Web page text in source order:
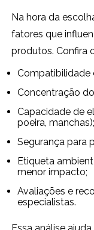
Na hora da
fatores que
produtos. Confira
Concentração
Capacidade de eliminar sujeiras específicas (gordura,
poeira, manchas);
Segurança para
Etiqueta ambiental, como biodegradabilidade e
menor impacto;
Avaliações e recomendações de usuários e
especialistas.